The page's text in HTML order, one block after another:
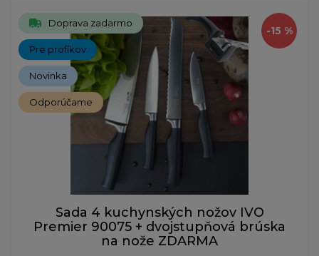
-15 %
Doprava zadarmo
Pre profíkov
Novinka
Odporúčame
Sada 4 kuchynských nožov IVO
Premier 90075 + dvojstupňová brúska
na nože ZDARMA